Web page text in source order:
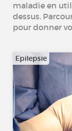
maladie en
dessus.
pour donner
Epilepsie